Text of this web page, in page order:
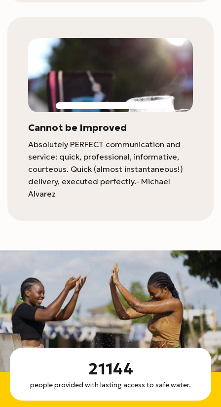
Cannot be Improved
Absolutely PERFECT communication and
service: quick, professional, informative,
courteous. Quick (almost instantaneous!)
delivery, executed perfectly.- Michael
Alvarez
21144
people provided with lasting access to safe water.